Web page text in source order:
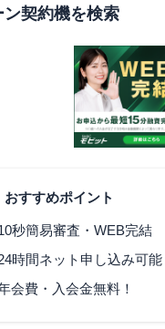
ン契約機を検索
おすすめポイント
秒簡易審査・WEB完結
時間ネット申し込み可能
会費・入会金無料！